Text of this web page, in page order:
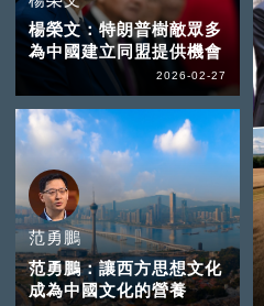
楊榮文：特朗普樹敵眾多
為中國建立同盟提供機會
2026-02-27
范勇鵬
范勇鵬：讓西方思想文化
成為中國文化的營養